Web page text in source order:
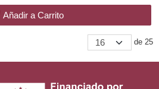
Añadir a Carrito
de 25